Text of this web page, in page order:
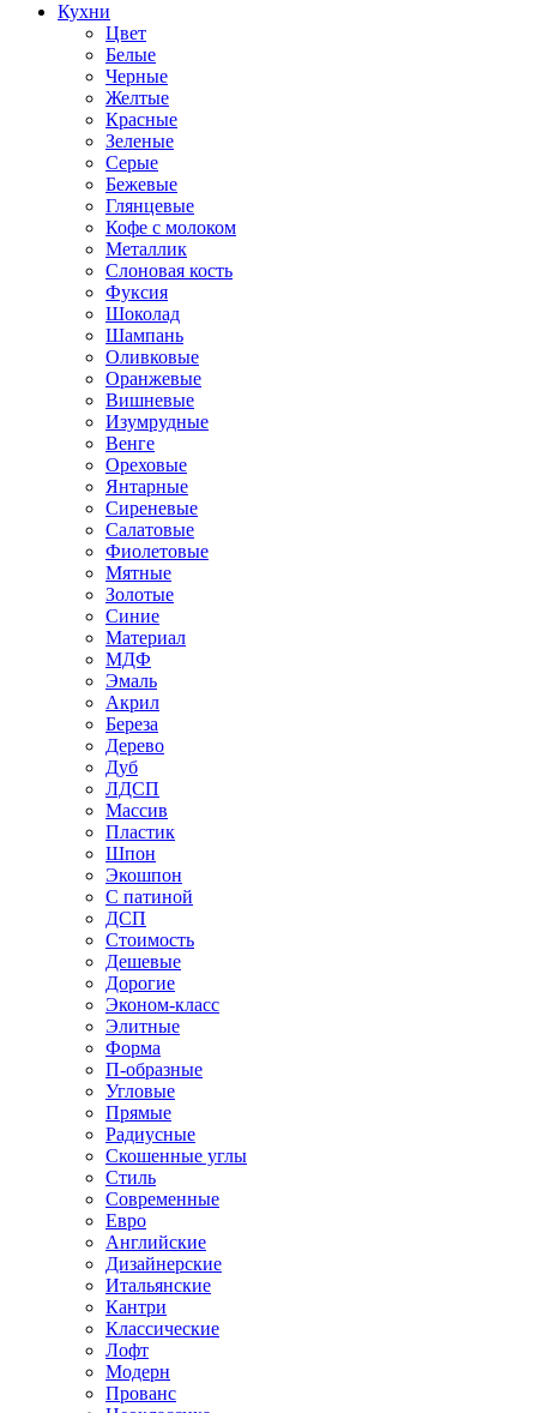
Кухни
Цвет
Белые
Черные
Желтые
Красные
Зеленые
Серые
Бежевые
Глянцевые
Кофе с молоком
Металлик
Слоновая кость
Фуксия
Шоколад
Шампань
Оливковые
Оранжевые
Вишневые
Изумрудные
Венге
Ореховые
Янтарные
Сиреневые
Салатовые
Фиолетовые
Мятные
Золотые
Синие
Материал
МДФ
Эмаль
Акрил
Береза
Дерево
Дуб
ЛДСП
Массив
Пластик
Шпон
Экошпон
С патиной
ДСП
Стоимость
Дешевые
Дорогие
Эконом-класс
Элитные
Форма
П-образные
Угловые
Прямые
Радиусные
Скошенные углы
Стиль
Современные
Евро
Английские
Дизайнерские
Итальянские
Кантри
Классические
Лофт
Модерн
Прованс